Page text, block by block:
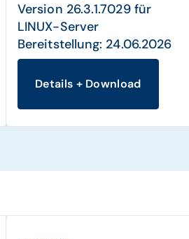
Version 26.3.1.7029 für
LINUX-Server
Bereitstellung: 24.06.2026
Details + Download